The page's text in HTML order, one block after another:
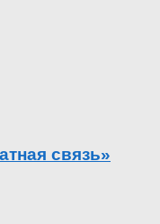
связь»